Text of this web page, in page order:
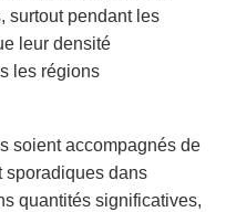
surtout pendant les
leur densité
les régions
soient accompagnés de
sporadiques dans
quantités significatives,